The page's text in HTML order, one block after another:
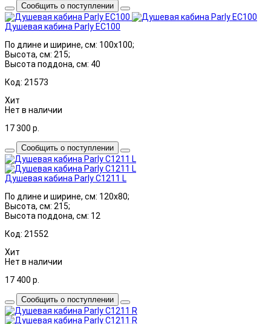
Сообщить о поступлении
Душевая кабина Parly EC100
По длине и ширине, см: 100x100;
Высота, см: 215;
Высота поддона, см: 40
Код: 21573
Хит
Нет в наличии
17 300 р.
Сообщить о поступлении
Душевая кабина Parly C1211 L
По длине и ширине, см: 120x80;
Высота, см: 215;
Высота поддона, см: 12
Код: 21552
Хит
Нет в наличии
17 400 р.
Сообщить о поступлении